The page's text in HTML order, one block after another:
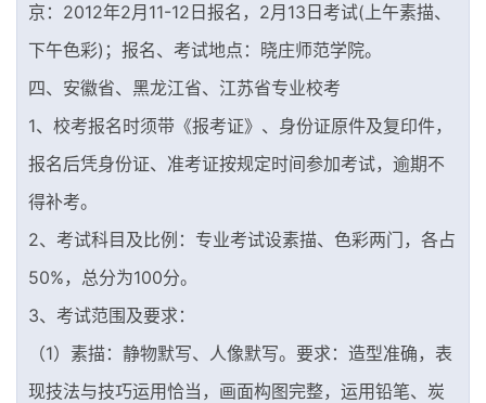
京：2012年2月11-12日报名，2月13日考试(上午素描、
下午色彩)；报名、考试地点：晓庄师范学院。
四、安徽省、黑龙江省、江苏省专业校考
1、校考报名时须带《报考证》、身份证原件及复印件，
报名后凭身份证、准考证按规定时间参加考试，逾期不
得补考。
2、考试科目及比例：专业考试设素描、色彩两门，各占
50%，总分为100分。
3、考试范围及要求：
（1）素描：静物默写、人像默写。要求：造型准确，表
现技法与技巧运用恰当，画面构图完整，运用铅笔、炭